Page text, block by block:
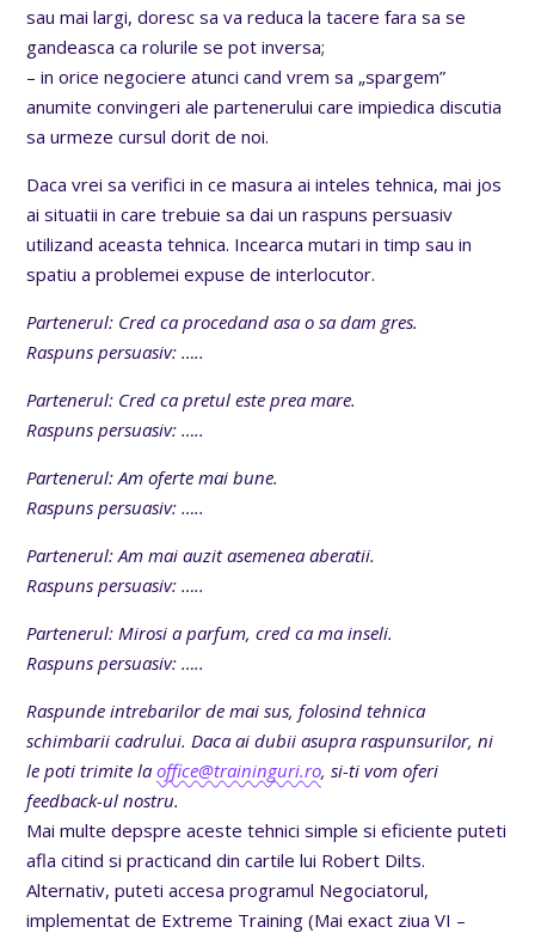
sau mai largi, doresc sa va reduca la tacere fara sa se
gandeasca ca rolurile se pot inversa;
– in orice negociere atunci cand vrem sa „spargem”
anumite convingeri ale partenerului care impiedica discutia
sa urmeze cursul dorit de noi.
Daca vrei sa verifici in ce masura ai inteles tehnica, mai jos
ai situatii in care trebuie sa dai un raspuns persuasiv
utilizand aceasta tehnica. Incearca mutari in timp sau in
spatiu a problemei expuse de interlocutor.
Partenerul: Cred ca procedand asa o sa dam gres.
Raspuns persuasiv: …..
Partenerul: Cred ca pretul este prea mare.
Raspuns persuasiv: …..
Partenerul: Am oferte mai bune.
Raspuns persuasiv: …..
Partenerul: Am mai auzit asemenea aberatii.
Raspuns persuasiv: …..
Partenerul: Mirosi a parfum, cred ca ma inseli.
Raspuns persuasiv: …..
Raspunde intrebarilor de mai sus, folosind tehnica
schimbarii cadrului. Daca ai dubii asupra raspunsurilor, ni
le poti trimite laoffice@traininguri.ro, si-ti vom oferi
feedback-ul nostru.
Mai multe depspre aceste tehnici simple si eficiente puteti
afla citind si practicand din cartile lui Robert Dilts.
Alternativ, puteti accesa programul Negociatorul,
implementat de Extreme Training (Mai exact ziua VI –